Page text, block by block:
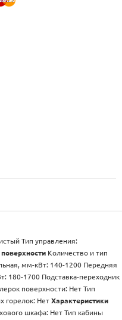
Тип управления:
Количество и тип
мм-кВт: 140-1200 Передняя
180-1700 Подставка-переходник
поверхности: Нет Тип
горелок: Нет Характеристики
шкафа: Нет Тип кабины